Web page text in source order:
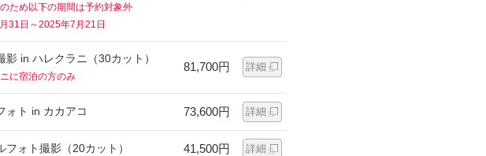
ため以下の期間は予約対象外
31日～2025年7月21日
影 in ハレクラニ（30カット）
に宿泊の方のみ
81,700円 詳細
ォト in カカアコ 73,600円 詳細
フォト撮影（20カット） 41,500円 詳細